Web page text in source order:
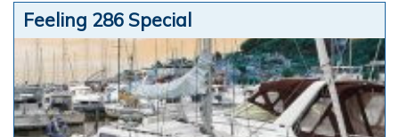
Feeling 286 Special